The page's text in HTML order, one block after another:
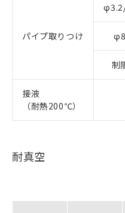
パイプ取りつけ
制
接液
（耐熱200℃）
耐真空